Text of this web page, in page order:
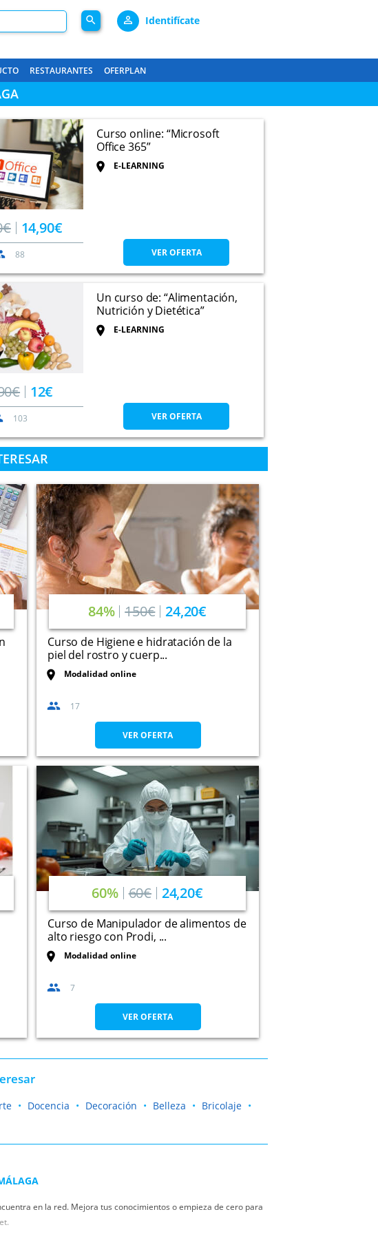
search person_outline Identifícate
RESTAURANTES OFERPLAN
14,90€
Curso online: “Microsoft
Office 365”
E-LEARNING
88 VER OFERTA
12€
Un curso de: “Alimentación,
Nutrición y Dietética”
E-LEARNING
103 VER OFERTA
84% 150€ 24,20€
Curso de Higiene e hidratación de la
piel del rostro y cuerp...
Modalidad online
17
VER OFERTA
60% 60€ 24,20€
Curso de Manipulador de alimentos de
alto riesgo con Prodi, ...
Modalidad online
7
VER OFERTA
Docencia Decoración Belleza
Bricolaje
en la red. Mejora tus conocimientos o empieza de cero para